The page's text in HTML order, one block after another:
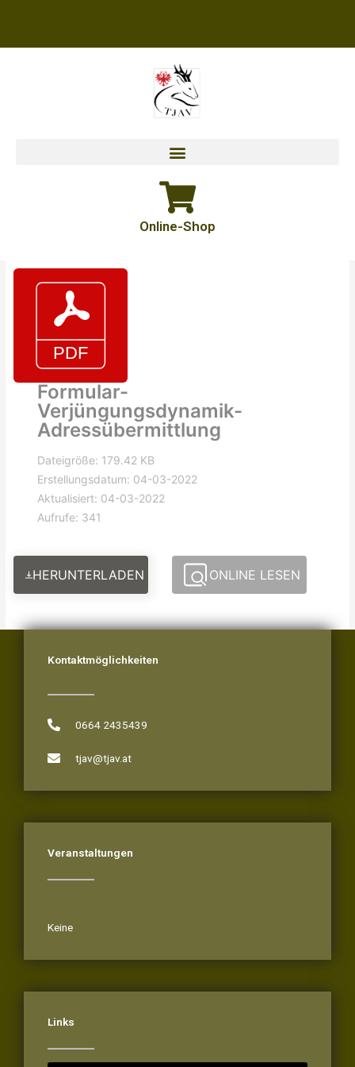
Online-Shop
Formular-
Verjüngungsdynamik-
Adressübermittlung
Dateigröße: 179.42 KB
Erstellungsdatum: 04-03-2022
Aktualisiert: 04-03-2022
Aufrufe: 341
HERUNTERLADEN ONLINE LESEN
Kontaktmöglichkeiten
0664 2435439
tjav@tjav.at
Veranstaltungen
Keine
Links